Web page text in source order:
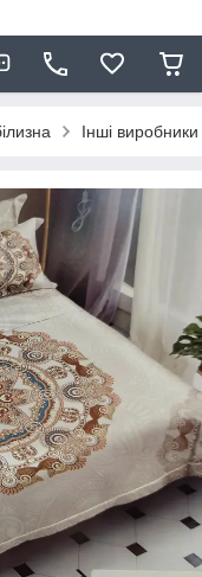
Інші виробники